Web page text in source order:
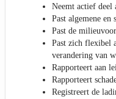
Neemt actief deel
Past algemene
Past de
Past zich flexibel
verandering van
Rapporteert aan
Rapporteert
Registreert de